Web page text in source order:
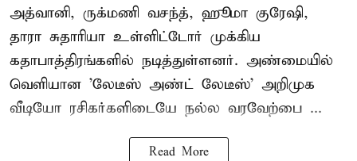
அத்வானி, ருக்மணி வசந்த், ஹூமா குரேஷி,
தாரா சுதாரியா உள்ளிட்டோர் முக்கிய
கதாபாத்திரங்களில் நடித்துள்ளனர். அண்மையில்
வெளியான 'லேடீஸ் அண்ட் லேடீஸ்' அறிமுக
வீடியோ ரசிகர்களிடையே நல்ல வரவேற்பை ...
Read More